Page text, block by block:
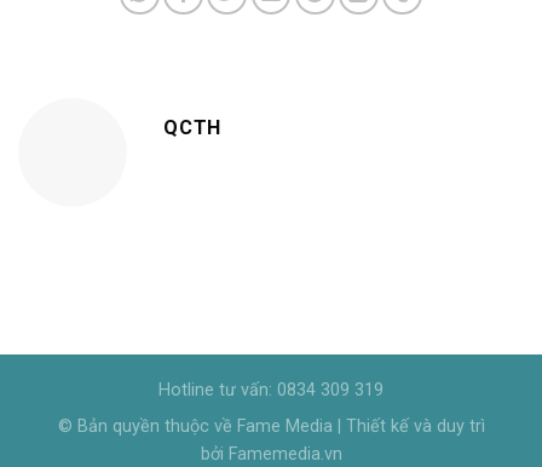
QCTH
Hotline tư vấn: 0834 309 319
© Bản quyền thuộc về Fame Media | Thiết kế và duy trì
bởi Famemedia.vn